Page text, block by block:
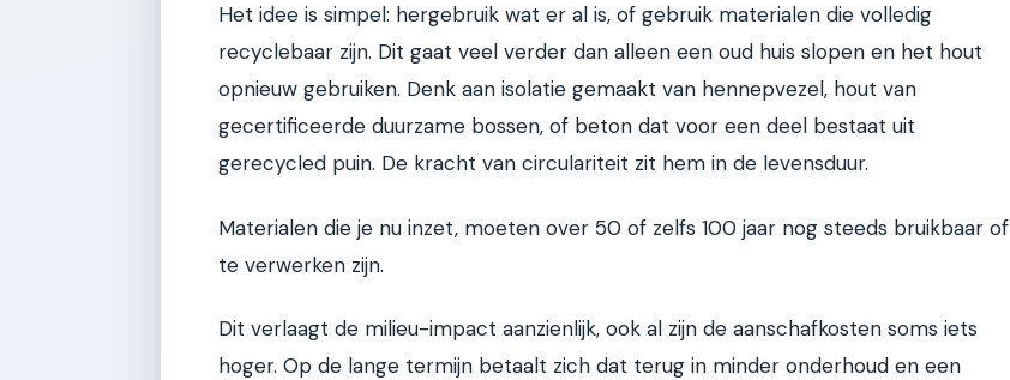
Het idee is simpel: hergebruik wat er al is, of gebruik materialen die volledig
recyclebaar zijn. Dit gaat veel verder dan alleen een oud huis slopen en het hout
opnieuw gebruiken. Denk aan isolatie gemaakt van hennepvezel, hout van
gecertificeerde duurzame bossen, of beton dat voor een deel bestaat uit
gerecycled puin. De kracht van circulariteit zit hem in de levensduur.
Materialen die je nu inzet, moeten over 50 of zelfs 100 jaar nog steeds bruikbaar of
te verwerken zijn.
Dit verlaagt de milieu-impact aanzienlijk, ook al zijn de aanschafkosten soms iets
hoger. Op de lange termijn betaalt zich dat terug in minder onderhoud en een